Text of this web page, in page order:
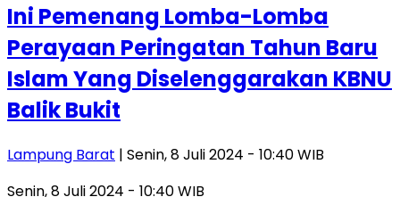
Ini Pemenang Lomba-Lomba
Perayaan Peringatan Tahun Baru
Islam Yang Diselenggarakan KBNU
Balik Bukit
Lampung Barat | Senin, 8 Juli 2024 - 10:40 WIB
Senin, 8 Juli 2024 - 10:40 WIB